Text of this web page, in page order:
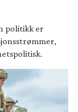
politikk er